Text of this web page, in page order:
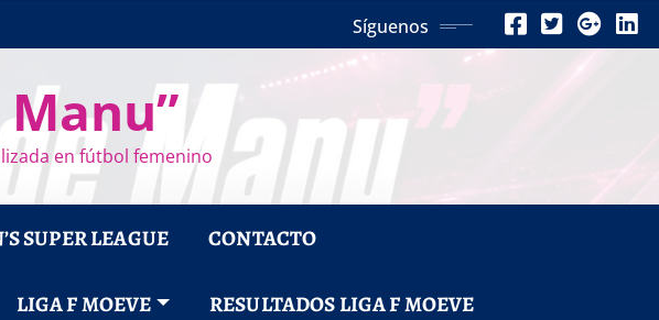
Síguenos
en fútbol femenino
SUPER LEAGUE CONTACTO
LIGA F MOEVE RESULTADOS LIGA F MOEVE